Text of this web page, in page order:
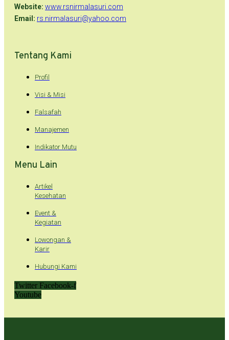
Website: www.rsnirmalasuri.com
Email: rs.nirmalasuri@yahoo.com
Tentang Kami
Profil
Visi & Misi
Falsafah
Manajemen
Indikator Mutu
Menu Lain
Artikel
Kesehatan
Event &
Kegiatan
Lowongan &
Karir
Hubungi Kami
Twitter Facebook-f
Youtube